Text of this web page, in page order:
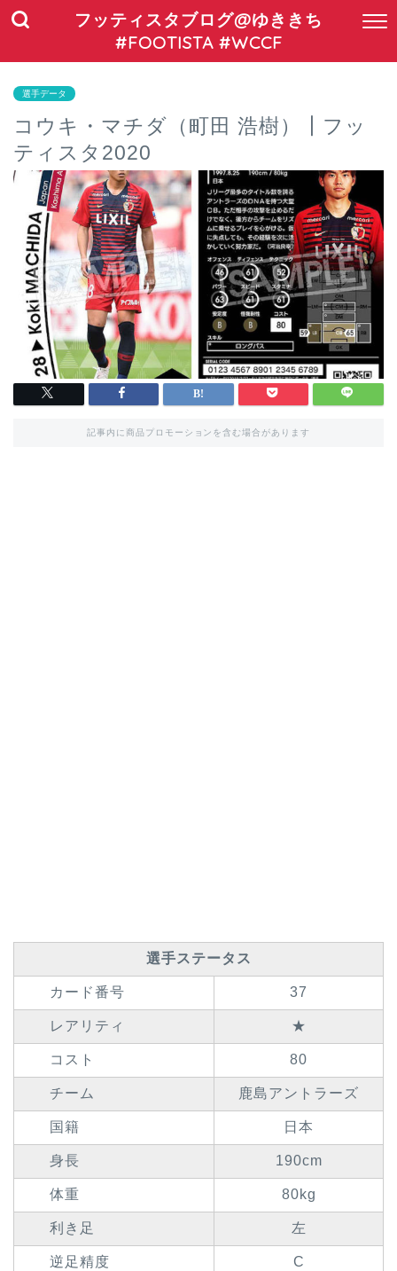
フッティスタブログ@ゆききち
#FOOTISTA #WCCF
選手データ
コウキ・マチダ（町田 浩樹）┃フッ
ティスタ2020
記事内に商品プロモーションを含む場合があります
選手ステータス
カード番号 37
レアリティ ★
コスト 80
チーム 鹿島アントラーズ
国籍 日本
身長 190cm
体重 80kg
利き足 左
逆足精度 C